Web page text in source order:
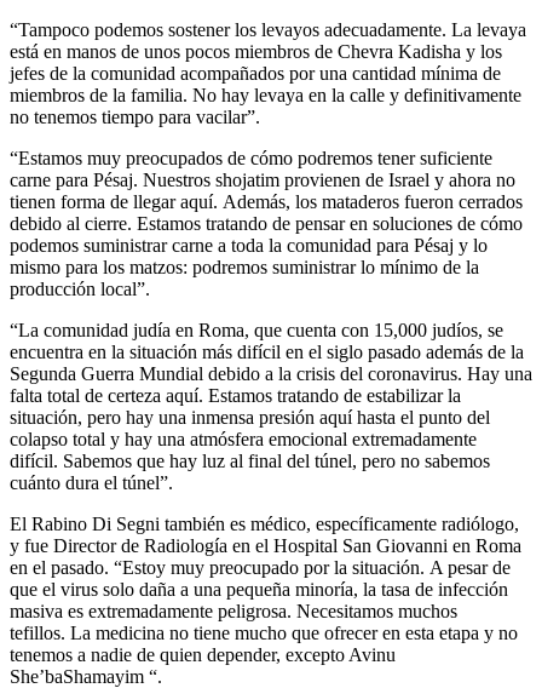
“Tampoco podemos sostener los levayos adecuadamente. La levaya
está en manos de unos pocos miembros de Chevra Kadisha y los
jefes de la comunidad acompañados por una cantidad mínima de
miembros de la familia. No hay levaya en la calle y definitivamente
no tenemos tiempo para vacilar”.
“Estamos muy preocupados de cómo podremos tener suficiente
carne para Pésaj. Nuestros shojatim provienen de Israel y ahora no
tienen forma de llegar aquí. Además, los mataderos fueron cerrados
debido al cierre. Estamos tratando de pensar en soluciones de cómo
podemos suministrar carne a toda la comunidad para Pésaj y lo
mismo para los matzos: podremos suministrar lo mínimo de la
producción local”.
“La comunidad judía en Roma, que cuenta con 15,000 judíos, se
encuentra en la situación más difícil en el siglo pasado además de la
Segunda Guerra Mundial debido a la crisis del coronavirus. Hay una
falta total de certeza aquí. Estamos tratando de estabilizar la
situación, pero hay una inmensa presión aquí hasta el punto del
colapso total y hay una atmósfera emocional extremadamente
difícil. Sabemos que hay luz al final del túnel, pero no sabemos
cuánto dura el túnel”.
El Rabino Di Segni también es médico, específicamente radiólogo,
y fue Director de Radiología en el Hospital San Giovanni en Roma
en el pasado. “Estoy muy preocupado por la situación. A pesar de
que el virus solo daña a una pequeña minoría, la tasa de infección
masiva es extremadamente peligrosa. Necesitamos muchos
tefillos. La medicina no tiene mucho que ofrecer en esta etapa y no
tenemos a nadie de quien depender, excepto Avinu
She’baShamayim “.